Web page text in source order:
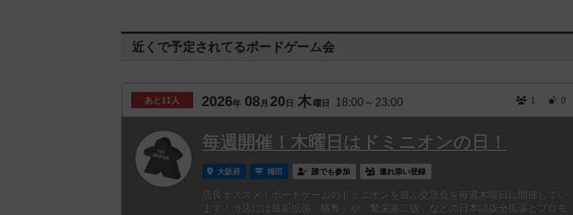
近くで予定されてるボードゲーム会
あと 11人 2026年 08 月 20 日 木 曜日 18:00～23:00 1 0
毎週開催！木曜日はドミニオンの日！
大阪府 梅田 誰でも参加 連れ添い登録
店長オススメ！ボードゲームのドミニオンを遊ぶ交流会を毎週木曜日に開催してい
ます！当店には最新拡張「略奪」や「繁栄第二版」などの日本語版全拡張とプロモ